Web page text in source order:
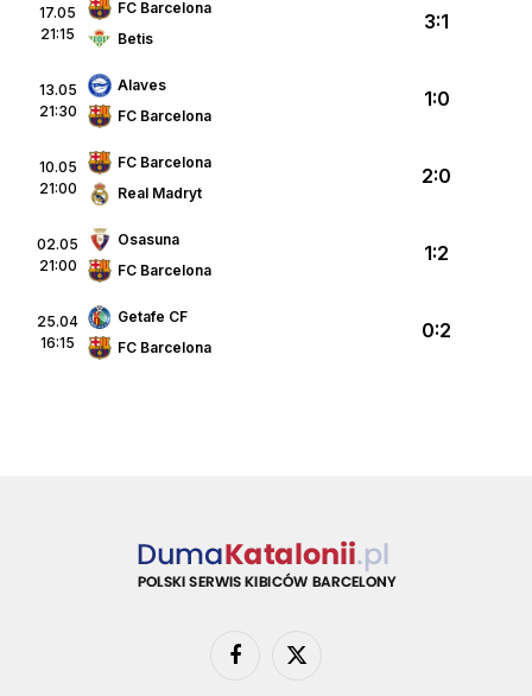
17.05
21:15
FC Barcelona
Betis
3:1
13.05
21:30
Alaves
FC Barcelona
1:0
10.05
21:00
FC Barcelona
Real Madryt
2:0
02.05
21:00
Osasuna
FC Barcelona
1:2
25.04
16:15
Getafe CF
FC Barcelona
0:2
Facebook
X